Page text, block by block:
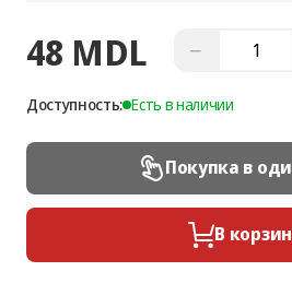
48 MDL −
Доступность: Есть в наличии
Покупка в
В